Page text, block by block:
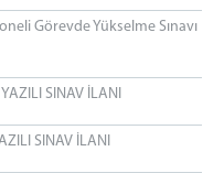
Görevde Yükselme Sınavı
SINAV İLANI
SINAV İLANI